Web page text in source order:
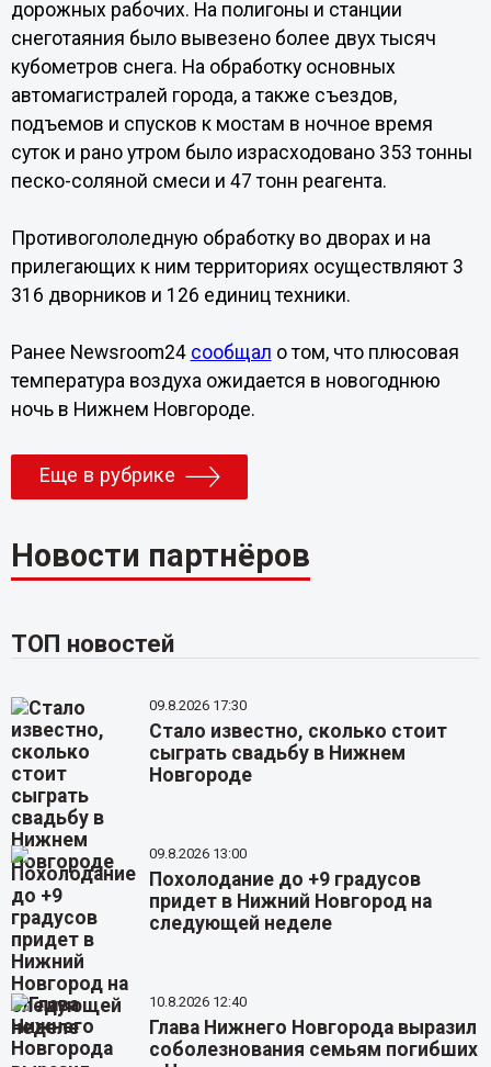
дорожных рабочих. На полигоны и станции
снеготаяния было вывезено более двух тысяч
кубометров снега. На обработку основных
автомагистралей города, а также съездов,
подъемов и спусков к мостам в ночное время
суток и рано утром было израсходовано 353 тонны
песко-соляной смеси и 47 тонн реагента.
Противогололедную обработку во дворах и на
прилегающих к ним территориях осуществляют 3
316 дворников и 126 единиц техники.
Ранее Newsroom24 сообщал о том, что плюсовая
температура воздуха ожидается в новогоднюю
ночь в Нижнем Новгороде.
Еще в рубрике
Новости партнёров
ТОП новостей
09.8.2026 17:30
Стало известно, сколько стоит
сыграть свадьбу в Нижнем
Новгороде
09.8.2026 13:00
Похолодание до +9 градусов
придет в Нижний Новгород на
следующей неделе
10.8.2026 12:40
Глава Нижнего Новгорода выразил
соболезнования семьям погибших